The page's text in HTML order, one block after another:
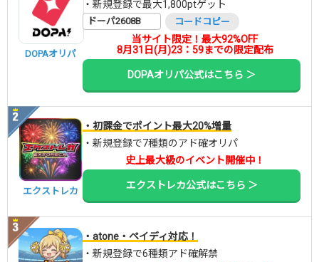
DOPAオリパ
・新規登録で最大1,800ptゲット
ドーパ2608B コードコピー
当サイト限定！最大92%OFF
8月31日(月)23：59までの限定配布
DOPAオリパ公式はこちら ＞
エクストレカ
・初課金でポイント最大20%増量
・新規登録で7種類のアド確オリパ
史上最大級のイベント開催中！
エクストレカ公式はこちら ＞
・atone・ペイディ対応！
・新規登録で6種類アド確解禁